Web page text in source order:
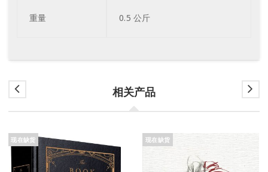
重量 0.5 公斤
相关产品
现在缺货 现在缺货